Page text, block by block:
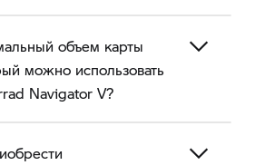
объем карты
можно использовать
Navigator V?